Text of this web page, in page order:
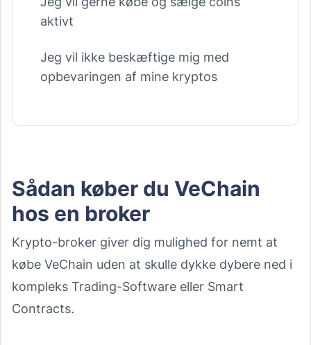
aktivt
Jeg vil ikke beskæftige mig med
opbevaringen af mine kryptos
Sådan køber du VeChain
hos en broker
Krypto-broker giver dig mulighed for nemt at
købe VeChain uden at skulle dykke dybere ned i
kompleks Trading-Software eller Smart
Contracts.